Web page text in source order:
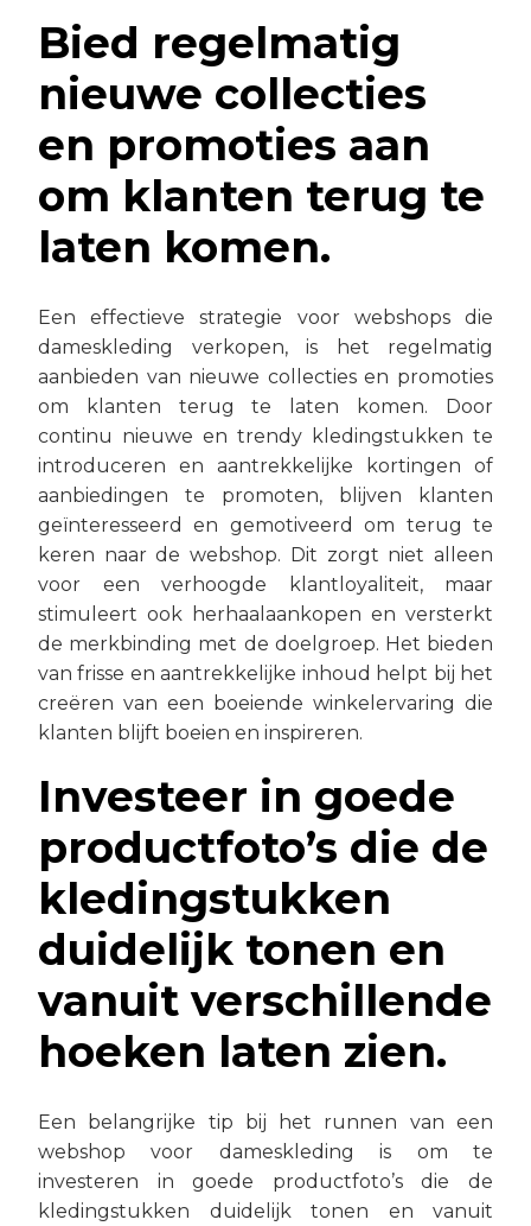
Bied regelmatig
nieuwe collecties
en promoties aan
om klanten terug te
laten komen.
Een effectieve strategie voor webshops die
dameskleding verkopen, is het regelmatig
aanbieden van nieuwe collecties en promoties
om klanten terug te laten komen. Door
continu nieuwe en trendy kledingstukken te
introduceren en aantrekkelijke kortingen of
aanbiedingen te promoten, blijven klanten
geïnteresseerd en gemotiveerd om terug te
keren naar de webshop. Dit zorgt niet alleen
voor een verhoogde klantloyaliteit, maar
stimuleert ook herhaalaankopen en versterkt
de merkbinding met de doelgroep. Het bieden
van frisse en aantrekkelijke inhoud helpt bij het
creëren van een boeiende winkelervaring die
klanten blijft boeien en inspireren.
Investeer in goede
productfoto’s die de
kledingstukken
duidelijk tonen en
vanuit verschillende
hoeken laten zien.
Een belangrijke tip bij het runnen van een
webshop voor dameskleding is om te
investeren in goede productfoto’s die de
kledingstukken duidelijk tonen en vanuit